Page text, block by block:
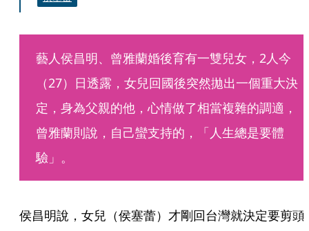
藝人侯昌明、曾雅蘭婚後育有一雙兒女，2人今
（27）日透露，女兒回國後突然拋出一個重大決
定，身為父親的他，心情做了相當複雜的調適，
曾雅蘭則說，自己蠻支持的，「人生總是要體
驗」。
侯昌明說，女兒（侯塞蕾）才剛回台灣就決定要剪頭